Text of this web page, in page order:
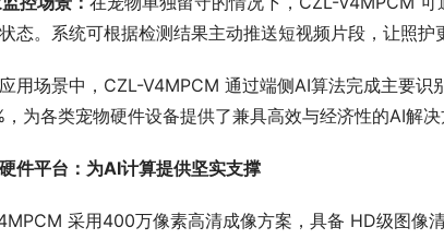
态。系统可根据检测结果主动推送短视频片段，让照护
用场景中，CZL-V4MPCM 通过端侧AI算法完成主要
为各类宠物硬件设备提供了兼具高效与经济性的AI解决
件平台：为AI计算提供坚实支撑
采用400万像素高清成像方案，具备 HD级图像